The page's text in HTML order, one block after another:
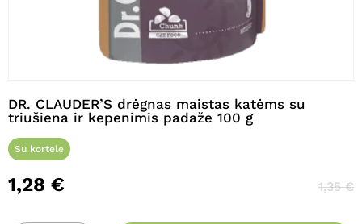
DR. CLAUDER’S drėgnas maistas katėms su
triušiena ir kepenimis padaže 100 g
Su kortele
1,28 € 1,35€
Pavadinimas
El. paštas *